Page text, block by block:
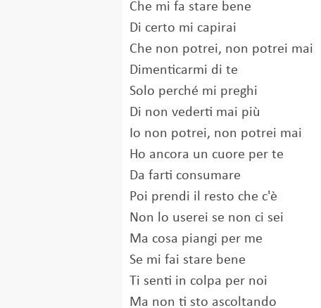
Che mi fa stare bene
Di certo mi capirai
Che non potrei, non potrei mai
Dimenticarmi di te
Solo perché mi preghi
Di non vederti mai più
Io non potrei, non potrei mai
Ho ancora un cuore per te
Da farti consumare
Poi prendi il resto che c'è
Non lo userei se non ci sei
Ma cosa piangi per me
Se mi fai stare bene
Ti senti in colpa per noi
Ma non ti sto ascoltando